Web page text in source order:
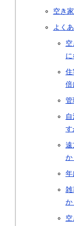
空き
よく
に
住
倍
管
す
遠
か
年
雑
か